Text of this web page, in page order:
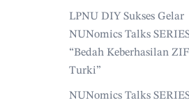
LPNU DIY Sukses Gelar
NUNomics Talks
“Bedah Keberhasilan
Turki”
NUNomics Talks